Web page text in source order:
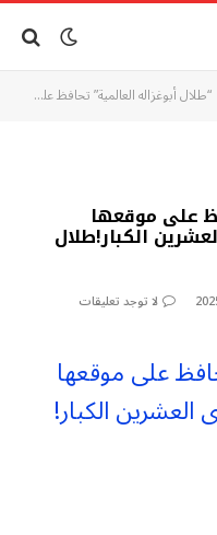
“طلال أبوغزاله العالمية” تحافظ على موقعها المحاسبي عالميا في منتدى العشرين الكبار!طلال أبوغزاله
على موقعها
الكبار!طلال
لا توجد تعليقات
على موقعها
الكبار!